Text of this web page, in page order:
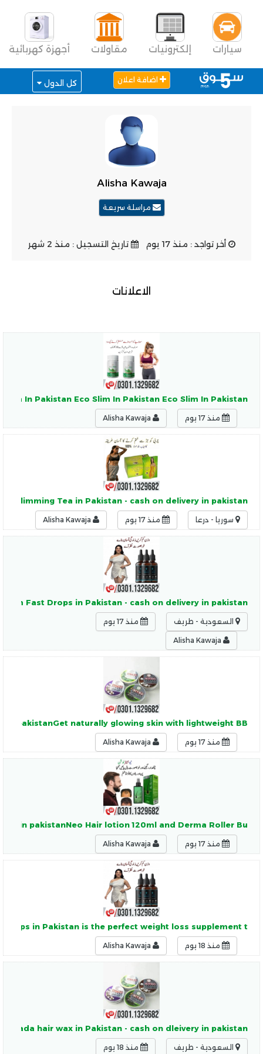
سيارات إلكترونيات مقاولات أجهزة كهربائية
اضافة اعلان كل الدول
Alisha Kawaja
مراسلة سريعة
أخر تواجد : منذ 17 يوم تاريخ التسجيل : منذ 2 شهر
الاعلانات
Slim In Pakistan Eco Slim In Pakistan Eco Slim In Pakistan
منذ 17 يوم
Slimming Tea in Pakistan - cash on delivery in pakistan
سوريا - درعا منذ 17 يوم
Slim Fast Drops in Pakistan - cash on delivery in pakistan
السعودية - طريف منذ 17 يوم
in pakistanGet naturally glowing skin with lightweight BB
منذ 17 يوم
in pakistanNeo Hair lotion 120ml and Derma Roller Bu
منذ 17 يوم
Drops in Pakistan is the perfect weight loss supplement t
منذ 18 يوم
hair wax in Pakistan - cash on dleivery in pakistan
السعودية - طريف منذ 18 يوم